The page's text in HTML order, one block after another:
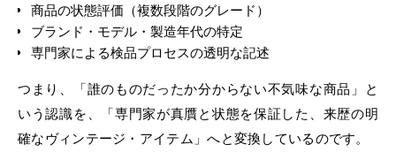
商品の状態評価（複数段階のグレード）
ブランド・モデル・製造年代の特定
専門家による検品プロセスの透明な記述
つまり、「誰のものだったか分からない不気味な商品」と
いう認識を、「専門家が真贋と状態を保証した、来歴の明
確なヴィンテージ・アイテム」へと変換しているのです。